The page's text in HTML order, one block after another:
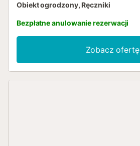
Obiekt ogrodzony, Ręczniki
Bezpłatne anulowanie rezerwacji
Zobacz ofertę